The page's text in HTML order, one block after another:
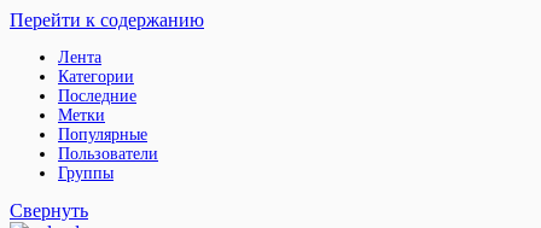
Перейти к содержанию
Лента
Категории
Последние
Метки
Популярные
Пользователи
Группы
Свернуть